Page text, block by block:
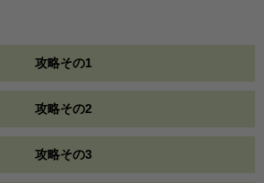
攻略その1
攻略その2
攻略その3